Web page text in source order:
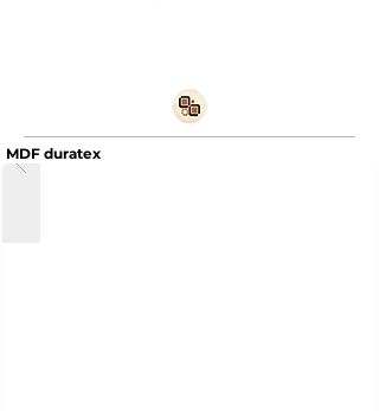
MDF duratex